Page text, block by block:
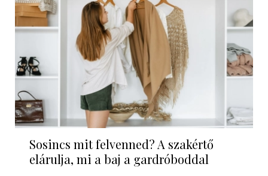
Sosincs mit felvenned? A szakértő
elárulja, mi a baj a gardróboddal